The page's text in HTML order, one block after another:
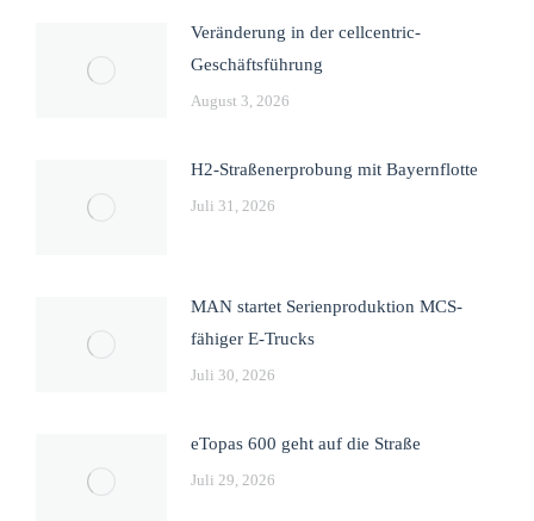
Veränderung in der cellcentric-
Geschäftsführung
August 3, 2026
H2-Straßenerprobung mit Bayernflotte
Juli 31, 2026
MAN startet Serienproduktion MCS-
fähiger E-Trucks
Juli 30, 2026
eTopas 600 geht auf die Straße
Juli 29, 2026